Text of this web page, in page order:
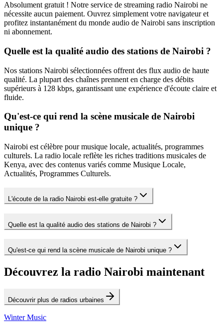
Absolument gratuit ! Notre service de streaming radio Nairobi ne
nécessite aucun paiement. Ouvrez simplement votre navigateur et
profitez instantanément du monde audio de Nairobi sans inscription
ni abonnement.
Quelle est la qualité audio des stations de Nairobi ?
Nos stations Nairobi sélectionnées offrent des flux audio de haute
qualité. La plupart des chaînes prennent en charge des débits
supérieurs à 128 kbps, garantissant une expérience d'écoute claire et
fluide.
Qu'est-ce qui rend la scène musicale de Nairobi
unique ?
Nairobi est célèbre pour musique locale, actualités, programmes
culturels. La radio locale reflète les riches traditions musicales de
Kenya, avec des contenus variés comme Musique Locale,
Actualités, Programmes Culturels.
L'écoute de la radio Nairobi est-elle gratuite ?
Quelle est la qualité audio des stations de Nairobi ?
Qu'est-ce qui rend la scène musicale de Nairobi unique ?
Découvrez la radio Nairobi maintenant
Découvrir plus de radios urbaines
Winter Music